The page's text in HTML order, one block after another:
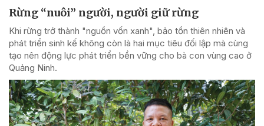
Rừng “nuôi” người, người giữ rừng
Khi rừng trở thành "nguồn vốn xanh", bảo tồn thiên nhiên và
phát triển sinh kế không còn là hai mục tiêu đối lập mà cùng
tạo nên động lực phát triển bền vững cho bà con vùng cao ở
Quảng Ninh.